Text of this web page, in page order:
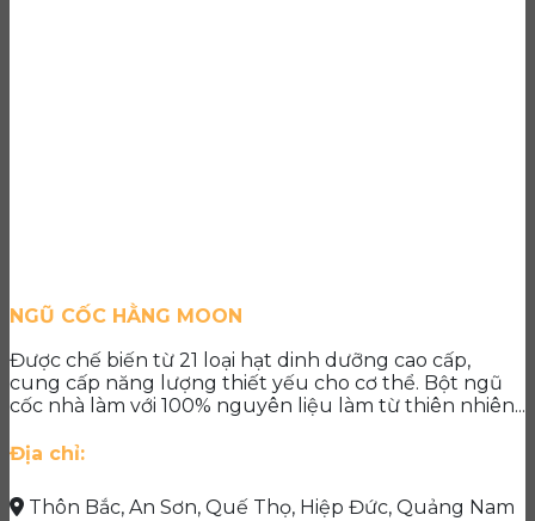
NGŨ CỐC HẰNG MOON
Được chế biến từ 21 loại hạt dinh dưỡng cao cấp,
cung cấp năng lượng thiết yếu cho cơ thể. Bột ngũ
cốc nhà làm với 100% nguyên liệu làm từ thiên nhiên...
Địa chỉ:
Thôn Bắc, An Sơn, Quế Thọ, Hiệp Đức, Quảng Nam